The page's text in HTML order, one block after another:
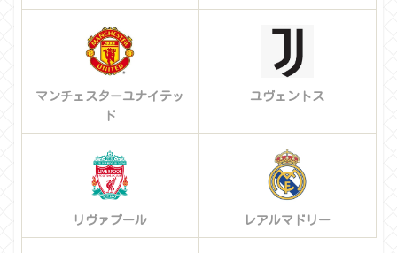
マンチェスターユナイテッ
ド
ユヴェントス
リヴァプール レアルマドリー